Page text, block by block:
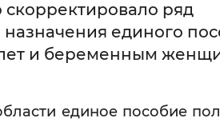
Интервал между буквами
скорректировало ряд
единого
лет и беременным
единое пособие